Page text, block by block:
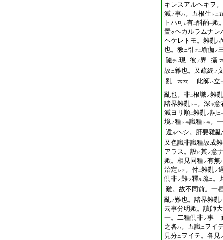
キレスアルヘキヲ
減ノ事ハ。五根生 ト 二
トハ可レ有二酙酌一歟
置クヘカルラムナレ
ヘケレトモ。雜亂ハ
也。教ニ引 ク 二瑜伽 ノ
隨テレ現ニ彼 ノ界ニ攝
故ニ雜也。又疏終ノ
亂一 云云 此師ハ立 二
亂也。非二根識ノ雜亂
諸界雜亂 ト 一。深キ意
減ヨリ順二雜亂ノ詞 ニ一
境ノ種 トモ識種 トモ。一
遁ルヘシ。肝要雜
又色識非識種故成
アラス。設ヒ其ノ意
歟。相見同種ノ有無
治定 シテ。付二雜亂ノ
倶非ノ難ヲ釋ル疏ニ。
難。故不同前。一
亂ノ難也。諸界雜亂
云事分明歟。讀師
一。二種倶非ノ事
之各ハ。五識ニヲイ
見分ニヲイテ。各見